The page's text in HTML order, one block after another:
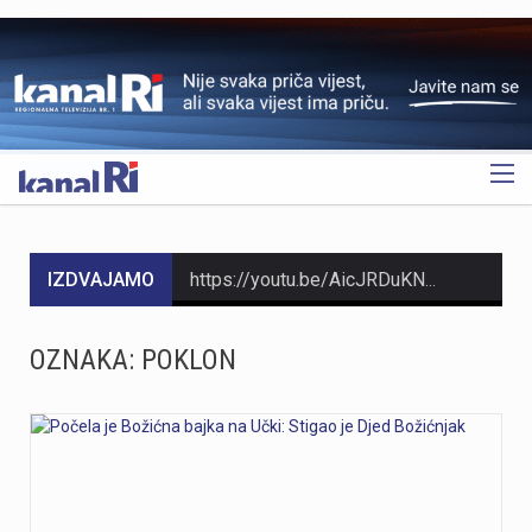
OGLAS
IZDVAJAMO
OZNAKA: POKLON